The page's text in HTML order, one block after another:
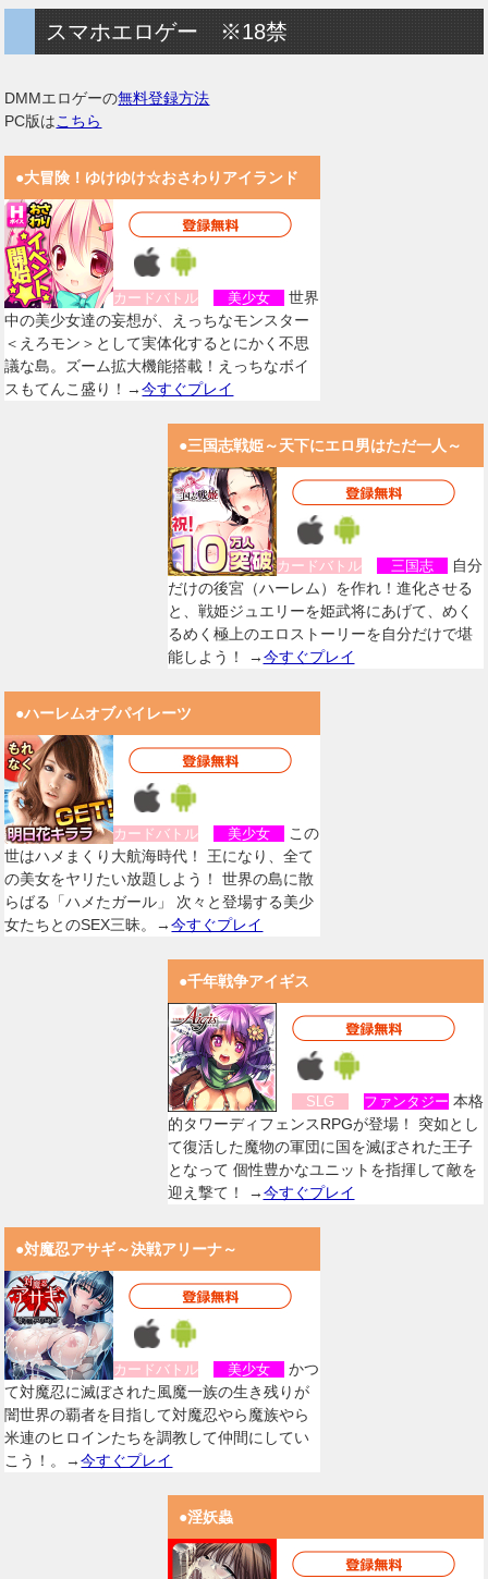
スマホエロゲー ※18禁
DMMエロゲーの無料登録方法
PC版はこちら
●大冒険！ゆけゆけ☆おさわりアイランド
カードバトル 美少女
世界
中の美少女達の妄想が、えっちなモンスター
＜えろモン＞として実体化するとにかく不思
議な島。ズーム拡大機能搭載！えっちなボイ
スもてんこ盛り！→今すぐプレイ
●三国志戦姫～天下にエロ男はただ一人～
カードバトル 三国志
自分
だけの後宮（ハーレム）を作れ！進化させる
と、戦姫ジュエリーを姫武将にあげて、めく
るめく極上のエロストーリーを自分だけで堪
能しよう！ →今すぐプレイ
●ハーレムオブパイレーツ
カードバトル 美少女
この
世はハメまくり大航海時代！ 王になり、全て
の美女をヤリたい放題しよう！ 世界の島に散
らばる「ハメたガール」 次々と登場する美少
女たちとのSEX三昧。→今すぐプレイ
●千年戦争アイギス
SLG ファンタジー 本格
的タワーディフェンスRPGが登場！ 突如とし
て復活した魔物の軍団に国を滅ぼされた王子
となって 個性豊かなユニットを指揮して敵を
迎え撃て！ →今すぐプレイ
●対魔忍アサギ～決戦アリーナ～
カードバトル 美少女
かつ
て対魔忍に滅ぼされた風魔一族の生き残りが
闇世界の覇者を目指して対魔忍やら魔族やら
米連のヒロインたちを調教して仲間にしてい
こう！。→今すぐプレイ
●淫妖蟲